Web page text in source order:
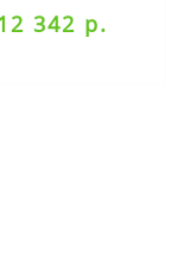
342 р.